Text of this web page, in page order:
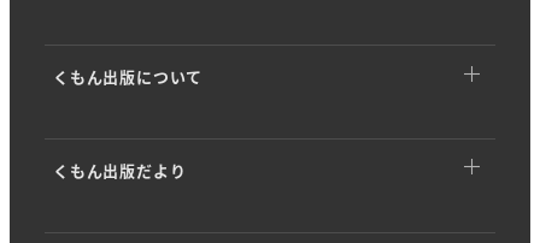
くもん出版について
くもん出版だより